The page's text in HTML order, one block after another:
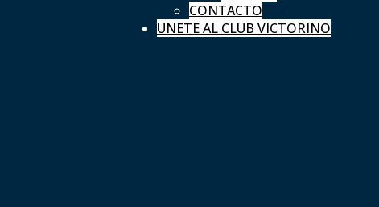
CONTACTO
UNETE AL CLUB VICTORINO